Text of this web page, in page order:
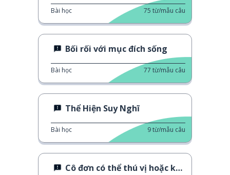
Bài học 75 từ/mẫu câu
Bối rối với mục đích sống
Bài học 77 từ/mẫu câu
Thể Hiện Suy Nghĩ
Bài học 9từ/mẫu câu
Cô đơn có thể thú vị hoặc không